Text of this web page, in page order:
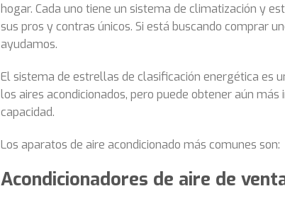
hogar. Cada uno tiene un sistema de climatización y
sus pros y contras únicos. Si está buscando comprar
ayudamos.
El sistema de estrellas de clasificación energética es
los aires acondicionados, pero puede obtener aún
capacidad.
Los aparatos de aire acondicionado más comunes son:
Acondicionadores de aire de